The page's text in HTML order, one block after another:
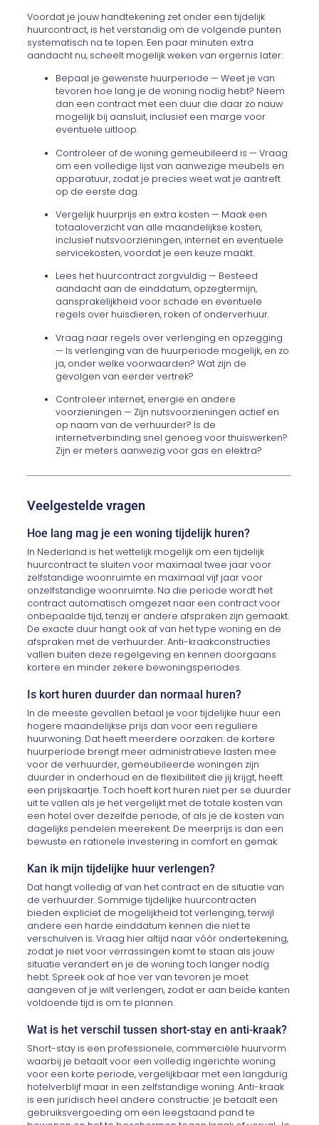
Voordat je jouw handtekening zet onder een tijdelijk
huurcontract, is het verstandig om de volgende punten
systematisch na te lopen. Een paar minuten extra
aandacht nu, scheelt mogelijk weken van ergernis later.
Bepaal je gewenste huurperiode — Weet je van
tevoren hoe lang je de woning nodig hebt? Neem
dan een contract met een duur die daar zo nauw
mogelijk bij aansluit, inclusief een marge voor
eventuele uitloop.
Controleer of de woning gemeubileerd is — Vraag
om een volledige lijst van aanwezige meubels en
apparatuur, zodat je precies weet wat je aantreft
op de eerste dag.
Vergelijk huurprijs en extra kosten — Maak een
totaaloverzicht van alle maandelijkse kosten,
inclusief nutsvoorzieningen, internet en eventuele
servicekosten, voordat je een keuze maakt.
Lees het huurcontract zorgvuldig — Besteed
aandacht aan de einddatum, opzegtermijn,
aansprakelijkheid voor schade en eventuele
regels over huisdieren, roken of onderverhuur.
Vraag naar regels over verlenging en opzegging
— Is verlenging van de huurperiode mogelijk, en zo
ja, onder welke voorwaarden? Wat zijn de
gevolgen van eerder vertrek?
Controleer internet, energie en andere
voorzieningen — Zijn nutsvoorzieningen actief en
op naam van de verhuurder? Is de
internetverbinding snel genoeg voor thuiswerken?
Zijn er meters aanwezig voor gas en elektra?
Veelgestelde vragen
Hoe lang mag je een woning tijdelijk huren?
In Nederland is het wettelijk mogelijk om een tijdelijk
huurcontract te sluiten voor maximaal twee jaar voor
zelfstandige woonruimte en maximaal vijf jaar voor
onzelfstandige woonruimte. Na die periode wordt het
contract automatisch omgezet naar een contract voor
onbepaalde tijd, tenzij er andere afspraken zijn gemaakt.
De exacte duur hangt ook af van het type woning en de
afspraken met de verhuurder. Anti-kraakconstructies
vallen buiten deze regelgeving en kennen doorgaans
kortere en minder zekere bewoningsperiodes.
Is kort huren duurder dan normaal huren?
In de meeste gevallen betaal je voor tijdelijke huur een
hogere maandelijkse prijs dan voor een reguliere
huurwoning. Dat heeft meerdere oorzaken: de kortere
huurperiode brengt meer administratieve lasten mee
voor de verhuurder, gemeubileerde woningen zijn
duurder in onderhoud en de flexibiliteit die jij krijgt, heeft
een prijskaartje. Toch hoeft kort huren niet per se duurder
uit te vallen als je het vergelijkt met de totale kosten van
een hotel over dezelfde periode, of als je de kosten van
dagelijks pendelen meerekent. De meerprijs is dan een
bewuste en rationele investering in comfort en gemak.
Kan ik mijn tijdelijke huur verlengen?
Dat hangt volledig af van het contract en de situatie van
de verhuurder. Sommige tijdelijke huurcontracten
bieden expliciet de mogelijkheid tot verlenging, terwijl
andere een harde einddatum kennen die niet te
verschuiven is. Vraag hier altijd naar vóór ondertekening,
zodat je niet voor verrassingen komt te staan als jouw
situatie verandert en je de woning toch langer nodig
hebt. Spreek ook af hoe ver van tevoren je moet
aangeven of je wilt verlengen, zodat er aan beide kanten
voldoende tijd is om te plannen.
Wat is het verschil tussen short-stay en anti-kraak?
Short-stay is een professionele, commerciële huurvorm
waarbij je betaalt voor een volledig ingerichte woning
voor een korte periode, vergelijkbaar met een langdurig
hotelverblijf maar in een zelfstandige woning. Anti-kraak
is een juridisch heel andere constructie: je betaalt een
gebruiksvergoeding om een leegstaand pand te